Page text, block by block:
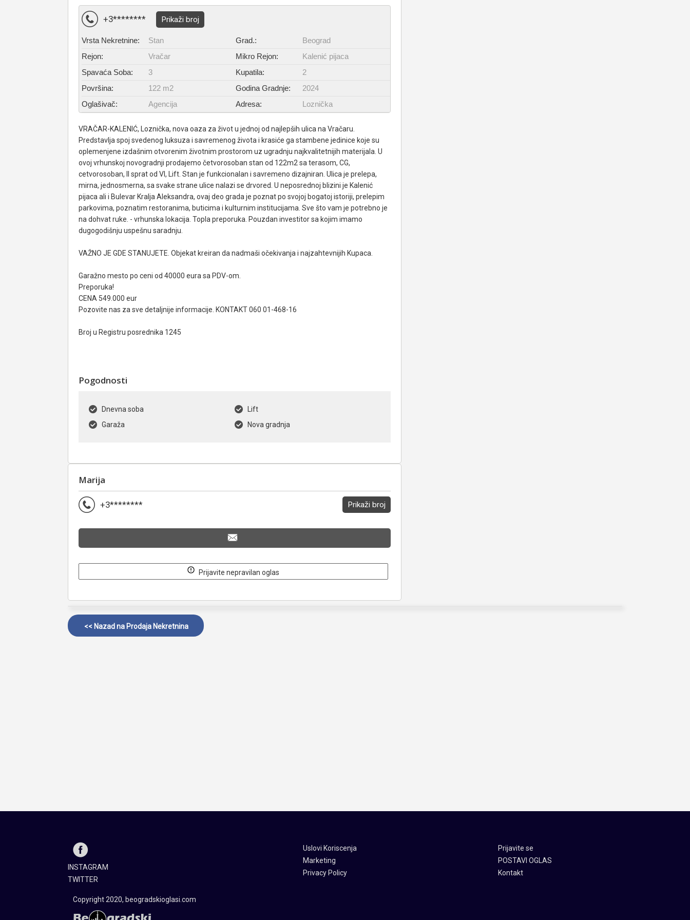
+3******** Prikaži broj
Vrsta Nekretnine: Stan Grad.:
Beograd
Rejon:
Vračar Mikro Rejon:
Kalenić pijaca
Spavaća Soba:
3 Kupatila:
2
Površina:
122 m2 Godina Gradnje:
2024
Oglašivač:
Agencija Adresa: Loznička
VRAČAR-KALENIĆ, Loznička, nova oaza za život u jednoj od najlepših ulica na Vračaru.
Predstavlja spoj svedenog luksuza i savremenog života i krasiće ga stambene jedinice koje su
oplemenjene izdašnim otvorenim životnim prostorom uz ugradnju najkvalitetnijih materijala. U
ovoj vrhunskoj novogradnji prodajemo četvorosoban stan od 122m2 sa terasom, CG,
cetvorosoban, II sprat od VI, Lift. Stan je funkcionalan i savremeno dizajniran. Ulica je prelepa,
mirna, jednosmerna, sa svake strane ulice nalazi se drvored. U neposrednoj blizini je Kalenić
pijaca ali i Bulevar Kralja Aleksandra, ovaj deo grada je poznat po svojoj bogatoj istoriji, prelepim
parkovima, poznatim restoranima, buticima i kulturnim institucijama. Sve što vam je potrebno je
na dohvat ruke. - vrhunska lokacija. Topla preporuka. Pouzdan investitor sa kojim imamo
dugogodišnju uspešnu saradnju.
VAŽNO JE GDE STANUJETE. Objekat kreiran da nadmaši očekivanja i najzahtevnijih Kupaca.
Garažno mesto po ceni od 40000 eura sa PDV-om.
Preporuka!
CENA 549.000 eur
Pozovite nas za sve detaljnije informacije. KONTAKT 060 01-468-16
Broj u Registru posrednika 1245
Pogodnosti
Dnevna soba
Lift
Garaža
Nova gradnja
Marija
+3******** Prikaži broj
Prijavite nepravilan oglas
<< Nazad na Prodaja Nekretnina
Uslovi Koriscenja
Marketing
Privacy Policy
Prijavite se
POSTAVI OGLAS
Kontakt
INSTAGRAM
TWITTER
Copyright 2020, beogradskioglasi.com